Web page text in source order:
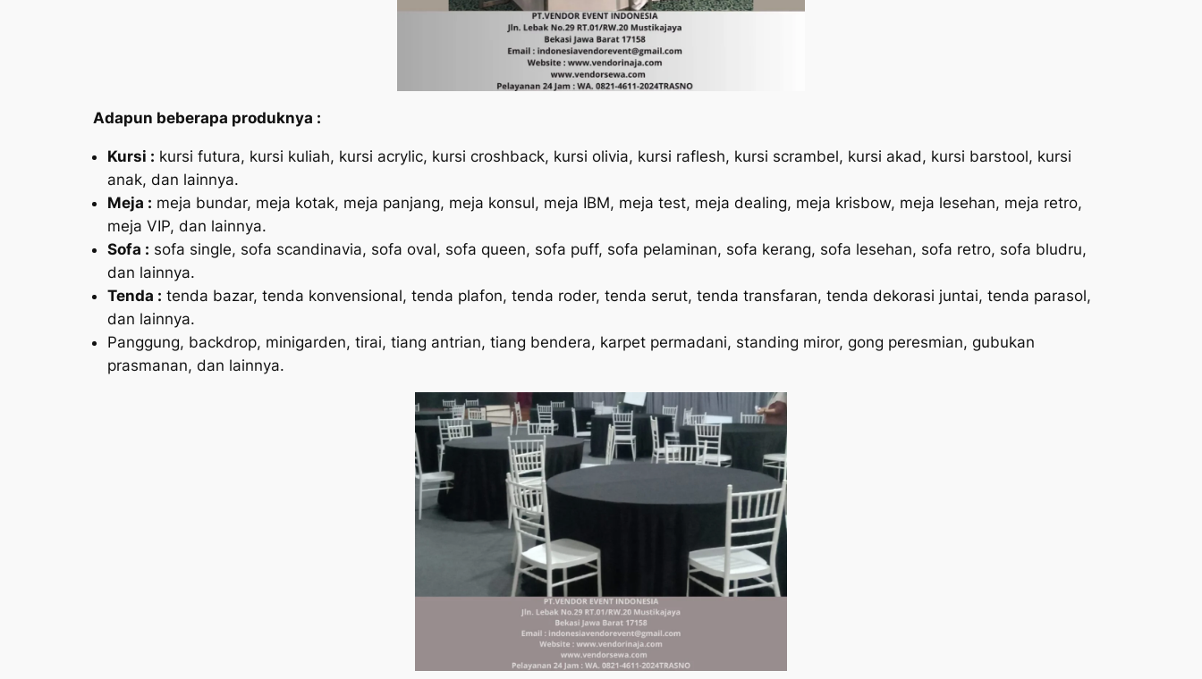
Adapun beberapa produknya :
Kursi : kursi futura, kursi kuliah, kursi acrylic, kursi croshback, kursi olivia, kursi raflesh, kursi scrambel, kursi akad, kursi barstool, kursi
anak, dan lainnya.
Meja : meja bundar, meja kotak, meja panjang, meja konsul, meja IBM, meja test, meja dealing, meja krisbow, meja lesehan, meja retro,
meja VIP, dan lainnya.
Sofa : sofa single, sofa scandinavia, sofa oval, sofa queen, sofa puff, sofa pelaminan, sofa kerang, sofa lesehan, sofa retro, sofa bludru,
dan lainnya.
Tenda : tenda bazar, tenda konvensional, tenda plafon, tenda roder, tenda serut, tenda transfaran, tenda dekorasi juntai, tenda parasol,
dan lainnya.
Panggung, backdrop, minigarden, tirai, tiang antrian, tiang bendera, karpet permadani, standing miror, gong peresmian, gubukan
prasmanan, dan lainnya.